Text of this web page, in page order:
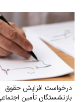
درخواست افزایش حقوق
بازنشستگان تأمین